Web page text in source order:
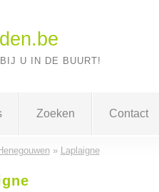
U IN DE BUURT!
Zoeken Contact
» Laplaigne